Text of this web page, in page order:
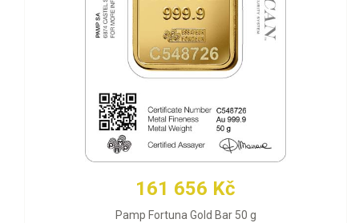
161 656 Kč
Pamp Fortuna Gold Bar 50 g